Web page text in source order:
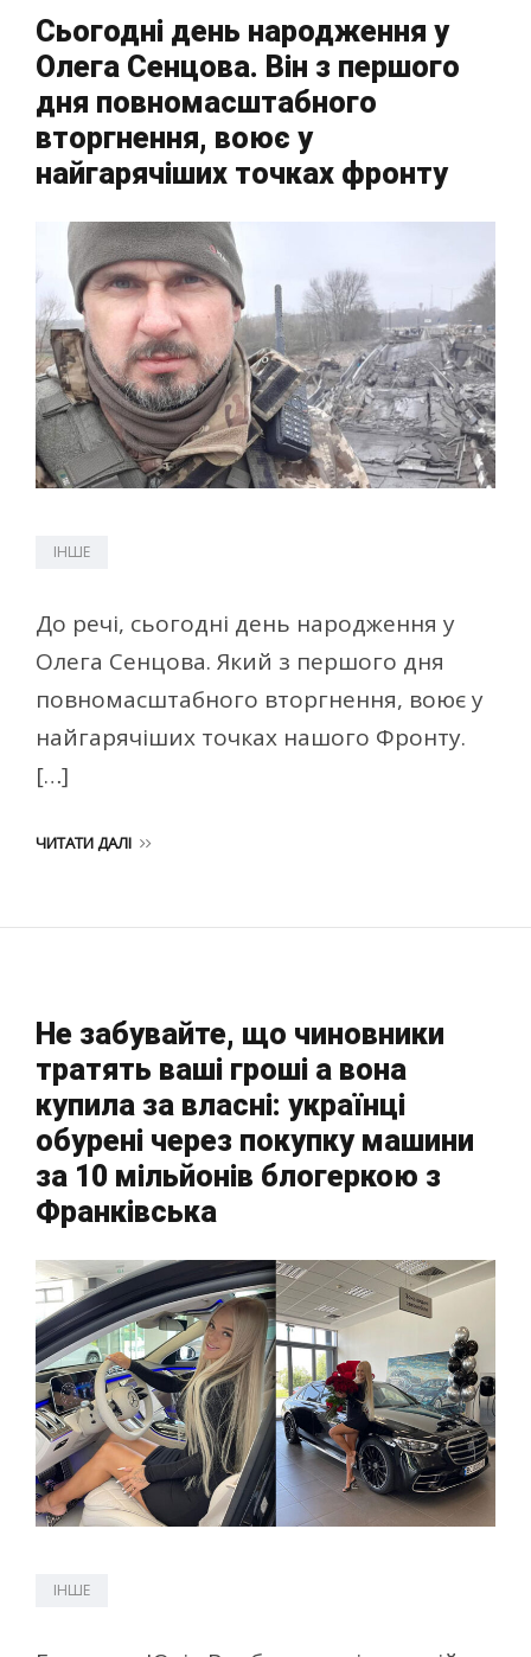
Сьогодні день народження у
Олега Сенцова. Він з першого
дня повномасштабного
вторгнення, воює у
найгарячіших точках фронту
ІНШЕ
До речі, сьогодні день народження у
Олега Сенцова. Який з першого дня
повномасштабного вторгнення, воює у
найгарячіших точках нашого Фронту.
[…]
ЧИТАТИ ДАЛІ
Не забувайте, що чиновники
тратять ваші гроші а вона
купила за власні: українці
обурені через покупку машини
за 10 мільйонів блогеркою з
Франківська
ІНШЕ